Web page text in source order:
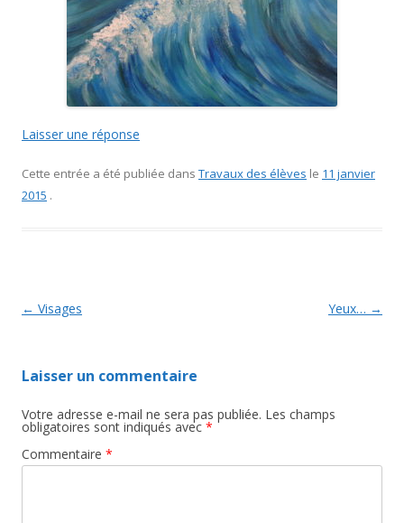
Laisser une réponse
Cette entrée a été publiée dans Travaux des élèves le 11 janvier
2015 .
Navigation des articles
← Visages Yeux… →
Laisser un commentaire
Votre adresse e-mail ne sera pas publiée. Les champs
obligatoires sont indiqués avec *
Commentaire *